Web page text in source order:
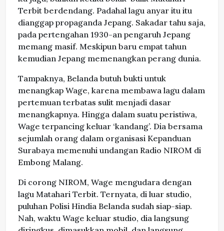
Terbit berdendang. Padahal lagu anyar itu itu
dianggap propaganda Jepang. Sakadar tahu saja,
pada pertengahan 1930-an pengaruh Jepang
memang masif. Meskipun baru empat tahun
kemudian Jepang memenangkan perang dunia.
Tampaknya, Belanda butuh bukti untuk
menangkap Wage, karena membawa lagu dalam
pertemuan terbatas sulit menjadi dasar
menangkapnya. Hingga dalam suatu peristiwa,
Wage terpancing keluar ‘kandang’. Dia bersama
sejumlah orang dalam organisasi Kepanduan
Surabaya memenuhi undangan Radio NIROM di
Embong Malang.
Di corong NIROM, Wage mengudara dengan
lagu Matahari Terbit. Ternyata, di luar studio,
puluhan Polisi Hindia Belanda sudah siap-siap.
Nah, waktu Wage keluar studio, dia langsung